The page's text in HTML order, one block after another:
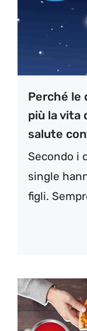
Perché le
più la vita
salute
Secondo i
single
figli.